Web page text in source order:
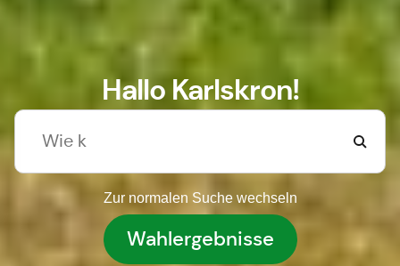
Hallo Karlskron!
Zur normalen Suche wechseln
Wahlergebnisse